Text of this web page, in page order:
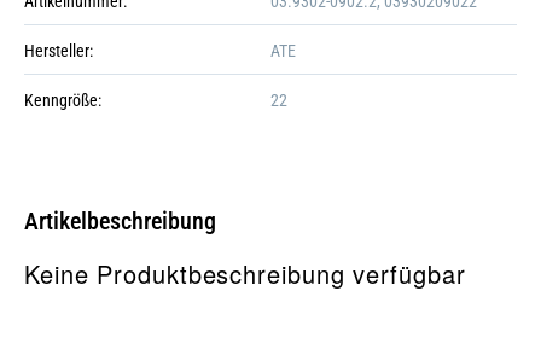
Hersteller: ATE
Kenngröße: 22
Artikelbeschreibung
Keine Produktbeschreibung verfügbar